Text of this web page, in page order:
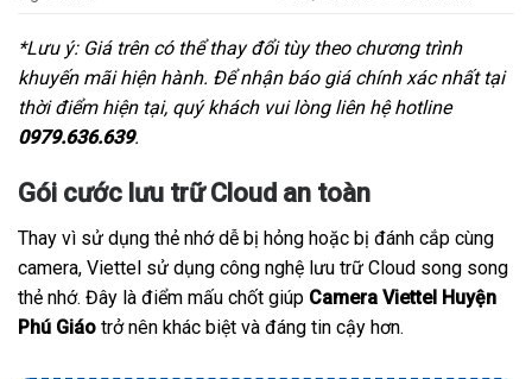
*Lưu ý: Giá trên có thể thay đổi tùy theo chương trình
khuyến mãi hiện hành. Để nhận báo giá chính xác nhất tại
thời điểm hiện tại, quý khách vui lòng liên hệ hotline
0979.636.639.
Gói cước lưu trữ Cloud an toàn
Thay vì sử dụng thẻ nhớ dễ bị hỏng hoặc bị đánh cắp cùng
camera, Viettel sử dụng công nghệ lưu trữ Cloud song song
thẻ nhớ. Đây là điểm mấu chốt giúp Camera Viettel Huyện
Phú Giáo trở nên khác biệt và đáng tin cậy hơn.